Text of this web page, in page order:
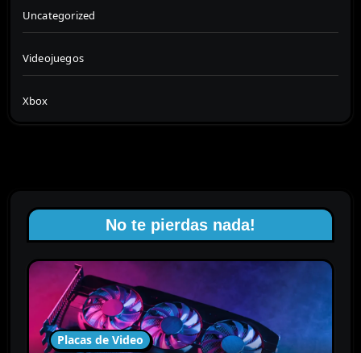
Uncategorized
Videojuegos
Xbox
No te pierdas nada!
Placas de Video